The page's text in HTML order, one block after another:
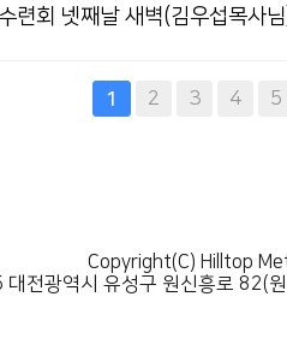
련회 넷째날 새벽(김우섭목사
1 2 3 4 5
Copyright(C) Hilltop
대전광역시 유성구 원신흥로